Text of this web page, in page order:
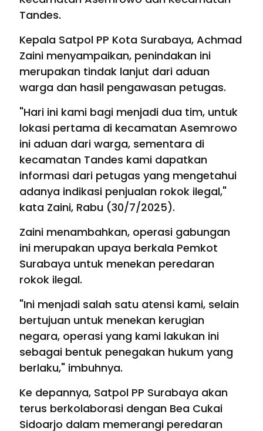
Tandes.
Kepala Satpol PP Kota Surabaya, Achmad
Zaini menyampaikan, penindakan ini
merupakan tindak lanjut dari aduan
warga dan hasil pengawasan petugas.
"Hari ini kami bagi menjadi dua tim, untuk
lokasi pertama di kecamatan Asemrowo
ini aduan dari warga, sementara di
kecamatan Tandes kami dapatkan
informasi dari petugas yang mengetahui
adanya indikasi penjualan rokok ilegal,"
kata Zaini, Rabu (30/7/2025).
Zaini menambahkan, operasi gabungan
ini merupakan upaya berkala Pemkot
Surabaya untuk menekan peredaran
rokok ilegal.
"Ini menjadi salah satu atensi kami, selain
bertujuan untuk menekan kerugian
negara, operasi yang kami lakukan ini
sebagai bentuk penegakan hukum yang
berlaku," imbuhnya.
Ke depannya, Satpol PP Surabaya akan
terus berkolaborasi dengan Bea Cukai
Sidoarjo dalam memerangi peredaran